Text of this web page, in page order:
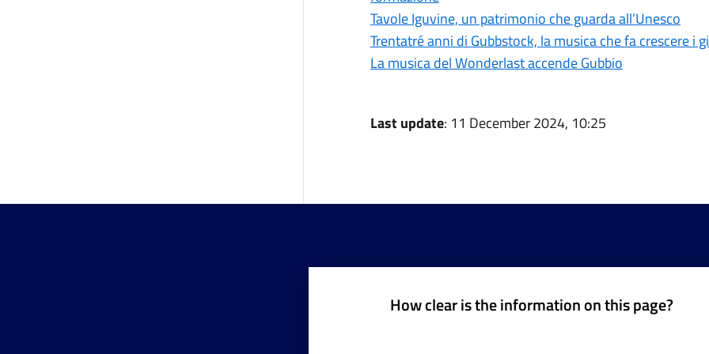
Tavole Iguvine, un patrimonio che guarda all’Unesco
Trentatré anni di Gubbstock, la musica che fa crescere i
La musica del Wonderlast accende Gubbio
Last update: 11 December 2024, 10:25
How clear is the information on this page?